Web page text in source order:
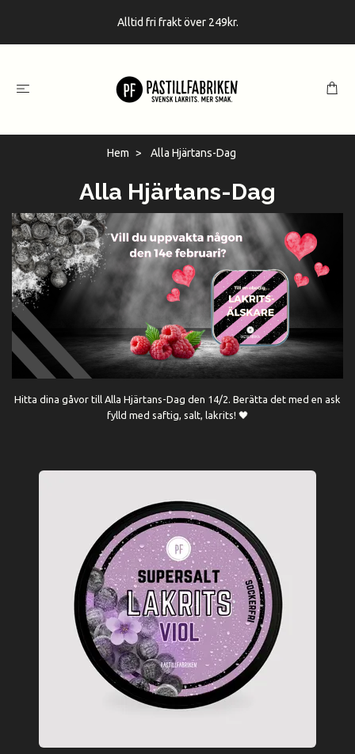
Alltid fri frakt över 249kr.
Hem Alla Hjärtans-Dag
Alla Hjärtans-Dag
Hitta dina gåvor till Alla Hjärtans-Dag den 14/2. Berätta det med en ask
fylld med saftig, salt, lakrits! 🖤